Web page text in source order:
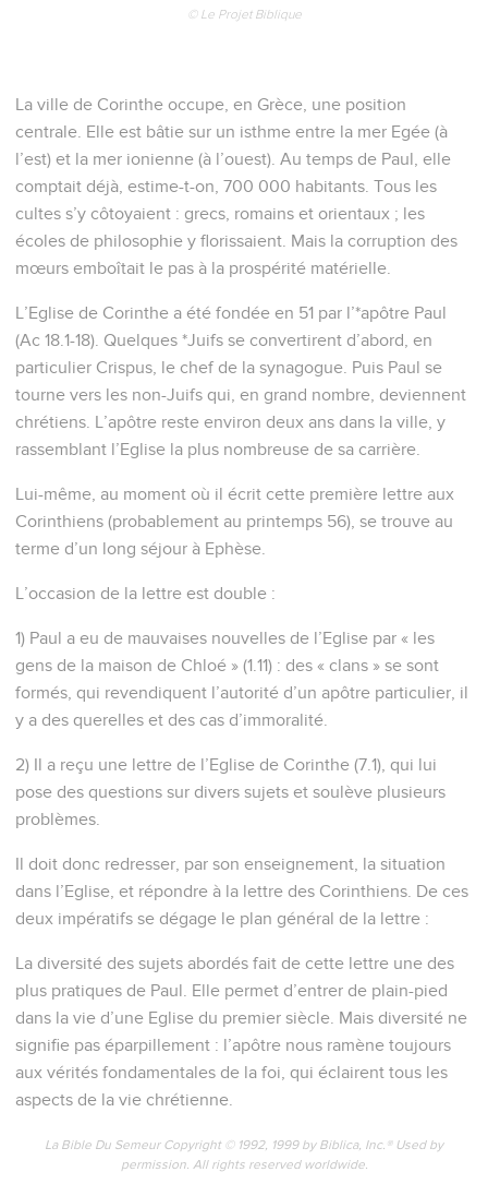
© Le Projet Biblique
La ville de Corinthe occupe, en Grèce, une position
centrale. Elle est bâtie sur un isthme entre la mer Egée (à
l’est) et la mer ionienne (à l’ouest). Au temps de Paul, elle
comptait déjà, estime-t-on, 700 000 habitants. Tous les
cultes s’y côtoyaient : grecs, romains et orientaux ; les
écoles de philosophie y florissaient. Mais la corruption des
mœurs emboîtait le pas à la prospérité matérielle.
L’Eglise de Corinthe a été fondée en 51 par l’*apôtre Paul
(Ac 18.1-18). Quelques *Juifs se convertirent d’abord, en
particulier Crispus, le chef de la synagogue. Puis Paul se
tourne vers les non-Juifs qui, en grand nombre, deviennent
chrétiens. L’apôtre reste environ deux ans dans la ville, y
rassemblant l’Eglise la plus nombreuse de sa carrière.
Lui-même, au moment où il écrit cette première lettre aux
Corinthiens (probablement au printemps 56), se trouve au
terme d’un long séjour à Ephèse.
L’occasion de la lettre est double :
1) Paul a eu de mauvaises nouvelles de l’Eglise par « les
gens de la maison de Chloé » (1.11) : des « clans » se sont
formés, qui revendiquent l’autorité d’un apôtre particulier, il
y a des querelles et des cas d’immoralité.
2) Il a reçu une lettre de l’Eglise de Corinthe (7.1), qui lui
pose des questions sur divers sujets et soulève plusieurs
problèmes.
Il doit donc redresser, par son enseignement, la situation
dans l’Eglise, et répondre à la lettre des Corinthiens. De ces
deux impératifs se dégage le plan général de la lettre :
La diversité des sujets abordés fait de cette lettre une des
plus pratiques de Paul. Elle permet d’entrer de plain-pied
dans la vie d’une Eglise du premier siècle. Mais diversité ne
signifie pas éparpillement : l’apôtre nous ramène toujours
aux vérités fondamentales de la foi, qui éclairent tous les
aspects de la vie chrétienne.
La Bible Du Semeur Copyright © 1992, 1999 by Biblica, Inc.® Used by
permission. All rights reserved worldwide.